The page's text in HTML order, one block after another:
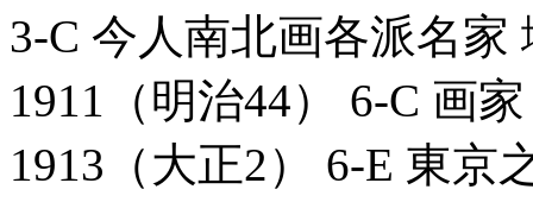
3-C 今人南北画各派名家
1911（明治44） 6-C 画
1913（大正2） 6-E 東京